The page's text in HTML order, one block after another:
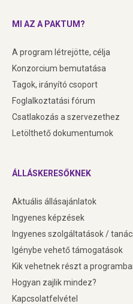
MI AZ A PAKTUM?
A program létrejötte, célja
Konzorcium bemutatása
Tagok, irányító csoport
Foglalkoztatási fórum
Csatlakozás a szervezethez
Letölthető dokumentumok
ÁLLÁSKERESŐKNEK
Aktuális állásajánlatok
Ingyenes képzések
Ingyenes szolgáltatások /
Igénybe vehető támogatások
Kik vehetnek részt a
Hogyan zajlik mindez?
Kapcsolatfelvétel